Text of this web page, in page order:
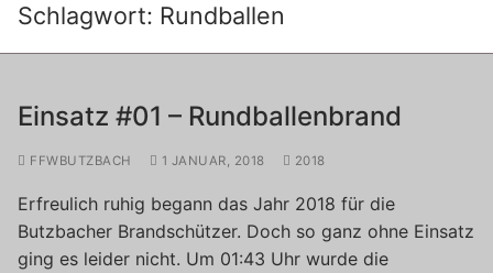
Schlagwort: Rundballen
Einsatz #01 – Rundballenbrand
FFWBUTZBACH 1 JANUAR, 2018 2018
Erfreulich ruhig begann das Jahr 2018 für die
Butzbacher Brandschützer. Doch so ganz ohne Einsatz
ging es leider nicht. Um 01:43 Uhr wurde die